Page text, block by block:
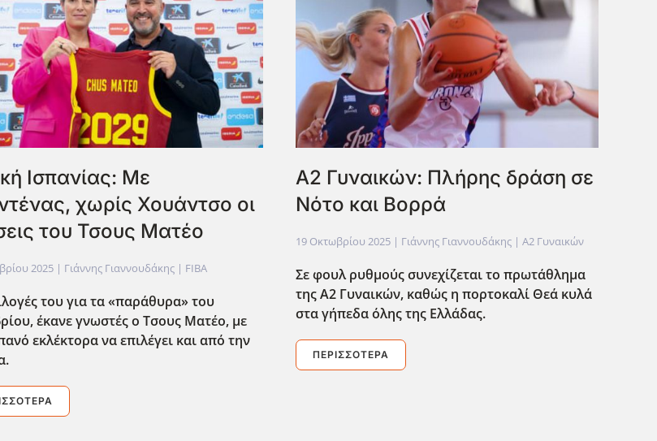
Ισπανίας: Με
χωρίς Χουάντσο οι
του Τσους Ματέο
2025 | Γιάννης Γιαννουδάκης | FIBA
του για τα «παράθυρα» του
έκανε γνωστές ο Τσους Ματέο, με
εκλέκτορα να επιλέγει και από την
Α2 Γυναικών: Πλήρης δράση σε
Νότο και Βορρά
19 Οκτωβρίου 2025| Γιάννης Γιαννουδάκης | Α2 Γυναικών
Σε φουλ ρυθμούς συνεχίζεται το πρωτάθλημα
της Α2 Γυναικών, καθώς η πορτοκαλί Θεά κυλά
στα γήπεδα όλης της Ελλάδας.
ΠΕΡΙΣΣΌΤΕΡΑ